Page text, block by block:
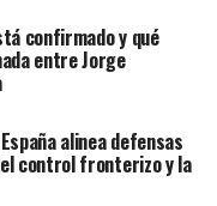
confirmado y qué
entre Jorge
alinea defensas
control fronterizo y la